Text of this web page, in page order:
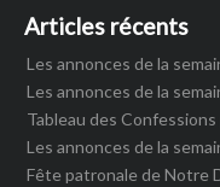
Articles récents
Les annonces de la
Les annonces de la
Tableau des
Les annonces de la
Fête patronale de Notre